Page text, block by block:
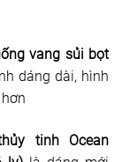
vang sủi bọt
dáng dài, hình
tinh Ocean